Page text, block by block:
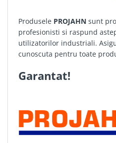
Produsele PROJAHNsunt
profesionisti si raspund
utilizatorilor industriali.
cunoscuta pentru toate
Garantat!